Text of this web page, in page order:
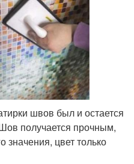
швов был и остается
получается прочным,
значения, цвет только